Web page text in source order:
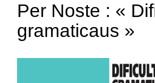
Per Noste : «
gramaticaus »